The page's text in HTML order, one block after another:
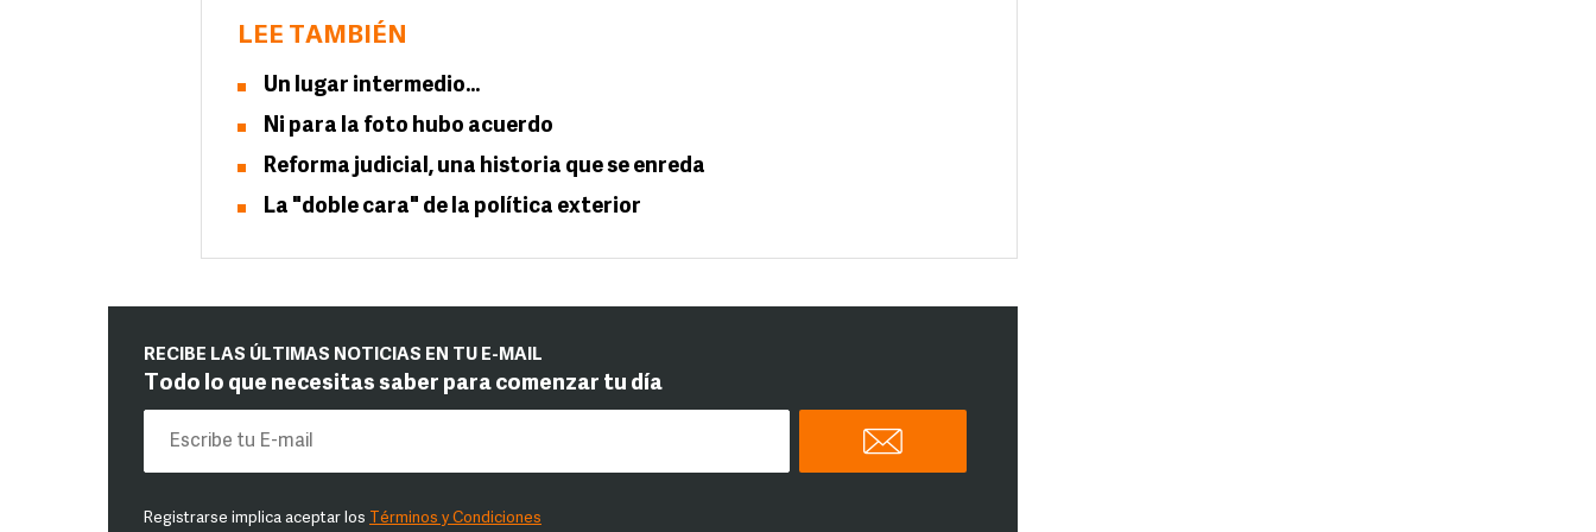
LEE TAMBIÉN
Un lugar intermedio…
Ni para la foto hubo acuerdo
Reforma judicial, una historia que se enreda
La "doble cara" de la política exterior
RECIBE LAS ÚLTIMAS NOTICIAS EN TU E-MAIL
Todo lo que necesitas saber para comenzar tu día
Registrarse implica aceptar los Términos y Condiciones